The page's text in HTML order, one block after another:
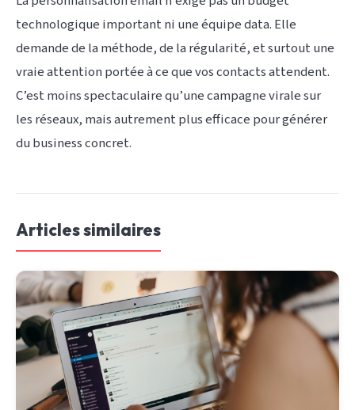
technologique important ni une équipe data. Elle
demande de la méthode, de la régularité, et surtout une
vraie attention portée à ce que vos contacts attendent.
C’est moins spectaculaire qu’une campagne virale sur
les réseaux, mais autrement plus efficace pour générer
du business concret.
Articles similaires